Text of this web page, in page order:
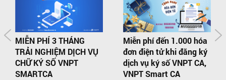
MIỄN PHÍ 3 THÁNG
TRẢI NGHIỆM DỊCH VỤ
CHỮ KÝ SỐ VNPT
SMARTCA
Miễn phí đến 1.000 hóa
đơn điện tử khi đăng ký
dịch vụ ký số VNPT CA,
VNPT Smart CA